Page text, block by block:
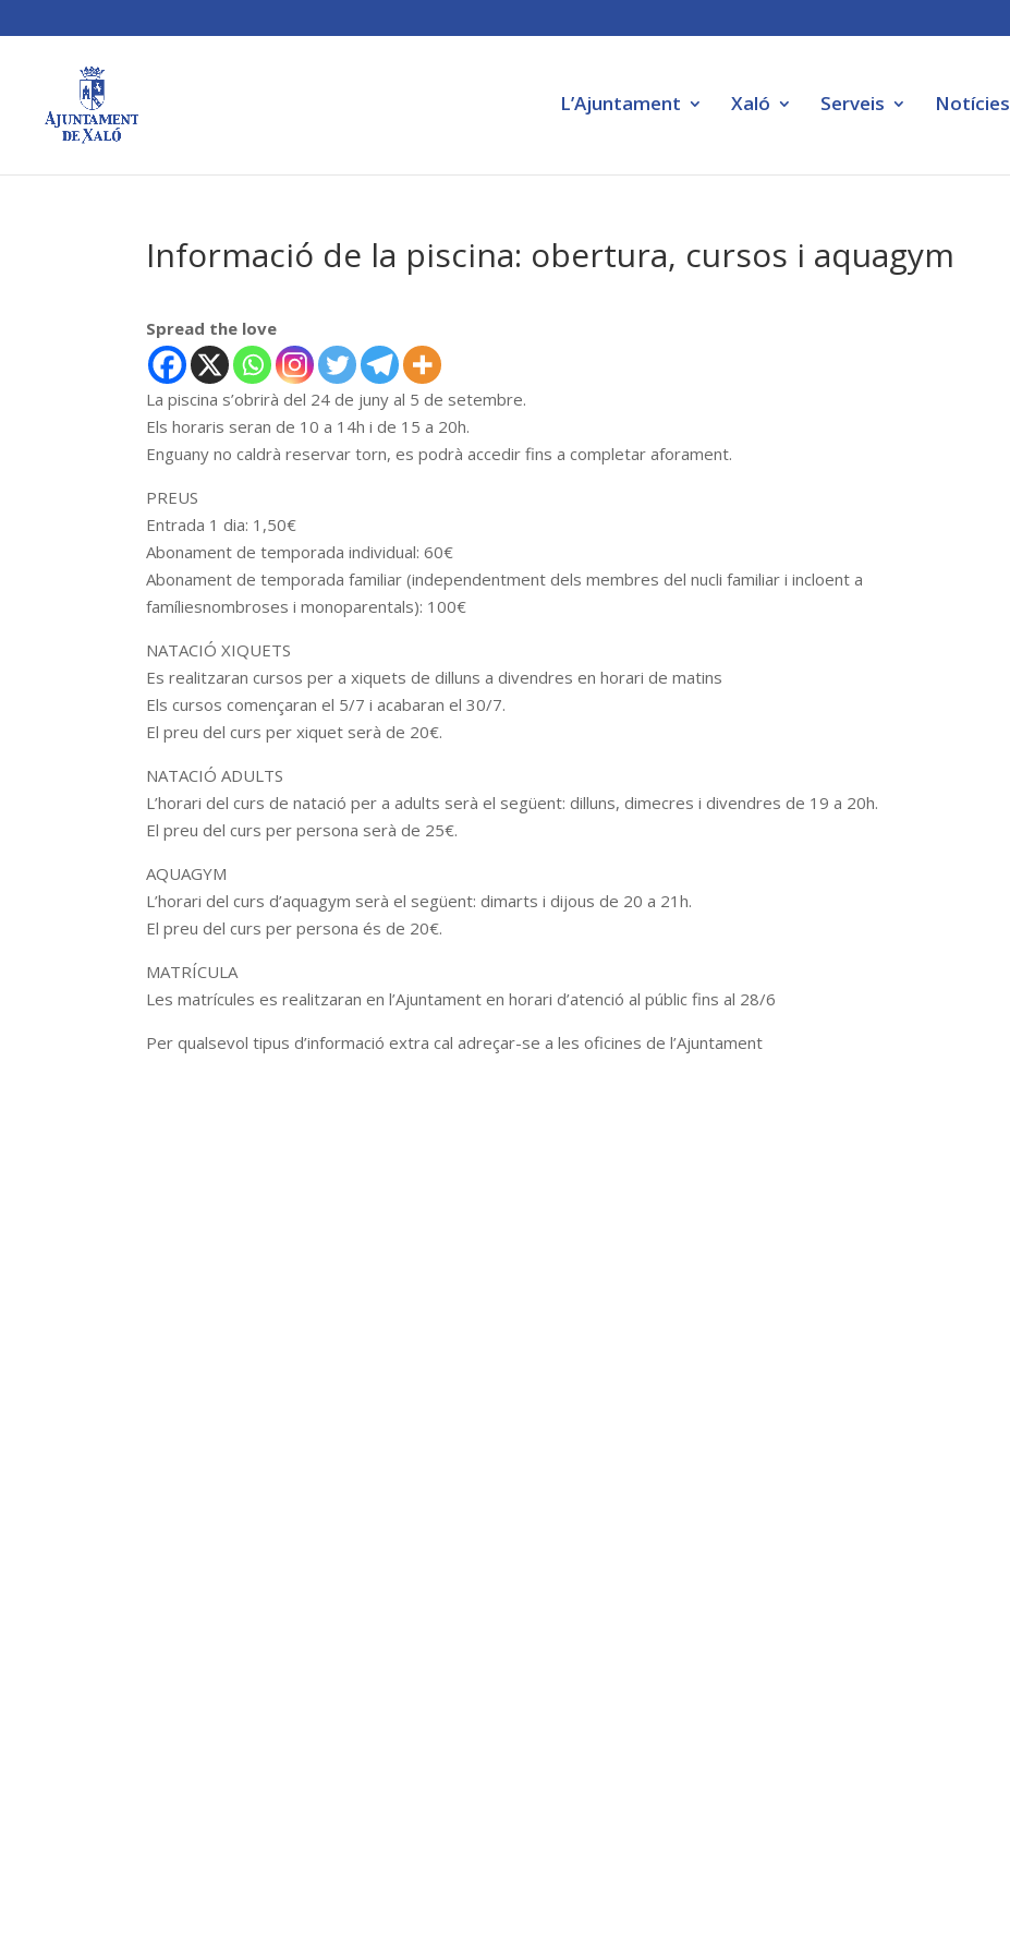
L’Ajuntament Xaló Serveis Notícies
Informació de la piscina: obertura, cursos i aquagym
Spread the love
La piscina s’obrirà del 24 de juny al 5 de setembre.
Els horaris seran de 10 a 14h i de 15 a 20h.
Enguany no caldrà reservar torn, es podrà accedir fins a completar aforament.
PREUS
Entrada 1 dia: 1,50€
Abonament de temporada individual: 60€
Abonament de temporada familiar (independentment dels membres del nucli familiar i incloent a
famíliesnombroses i monoparentals): 100€
NATACIÓ XIQUETS
Es realitzaran cursos per a xiquets de dilluns a divendres en horari de matins
Els cursos començaran el 5/7 i acabaran el 30/7.
El preu del curs per xiquet serà de 20€.
NATACIÓ ADULTS
L’horari del curs de natació per a adults serà el següent: dilluns, dimecres i divendres de 19 a 20h.
El preu del curs per persona serà de 25€.
AQUAGYM
L’horari del curs d’aquagym serà el següent: dimarts i dijous de 20 a 21h.
El preu del curs per persona és de 20€.
MATRÍCULA
Les matrícules es realitzaran en l’Ajuntament en horari d’atenció al públic fins al 28/6
Per qualsevol tipus d’informació extra cal adreçar-se a les oficines de l’Ajuntament